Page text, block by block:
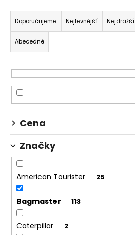
Ř
a
z
e
n
í
p
r
o
d
u
k
ů
Doporučujeme Nejlevnější Nejdražší
Abecedně
Cena
Značky
American Tourister 25
Bagmaster 113
Caterpillar 2
?
HLEDAT
D
o
p
o
r
u
u
m